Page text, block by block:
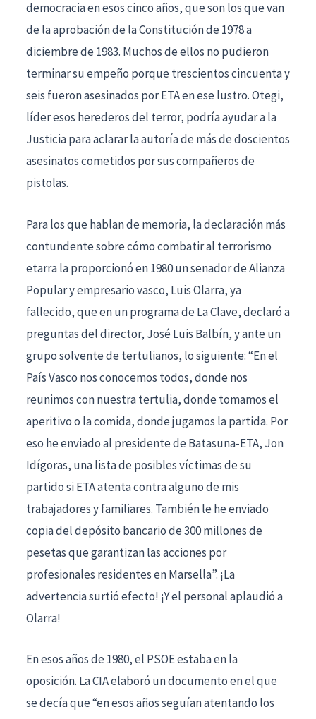
democracia en esos cinco años, que son los que van
de la aprobación de la Constitución de 1978 a
diciembre de 1983. Muchos de ellos no pudieron
terminar su empeño porque trescientos cincuenta y
seis fueron asesinados por ETA en ese lustro. Otegi,
líder esos herederos del terror, podría ayudar a la
Justicia para aclarar la autoría de más de doscientos
asesinatos cometidos por sus compañeros de
pistolas.
Para los que hablan de memoria, la declaración más
contundente sobre cómo combatir al terrorismo
etarra la proporcionó en 1980 un senador de Alianza
Popular y empresario vasco, Luis Olarra, ya
fallecido, que en un programa de La Clave, declaró a
preguntas del director, José Luis Balbín, y ante un
grupo solvente de tertulianos, lo siguiente: “En el
País Vasco nos conocemos todos, donde nos
reunimos con nuestra tertulia, donde tomamos el
aperitivo o la comida, donde jugamos la partida. Por
eso he enviado al presidente de Batasuna-ETA, Jon
Idígoras, una lista de posibles víctimas de su
partido si ETA atenta contra alguno de mis
trabajadores y familiares. También le he enviado
copia del depósito bancario de 300 millones de
pesetas que garantizan las acciones por
profesionales residentes en Marsella”. ¡La
advertencia surtió efecto! ¡Y el personal aplaudió a
Olarra!
En esos años de 1980, el PSOE estaba en la
oposición. La CIA elaboró un documento en el que
se decía que “en esos años seguían atentando los